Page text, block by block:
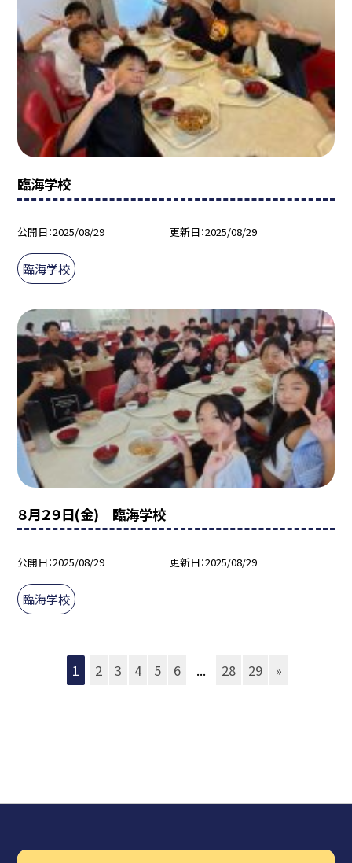
臨海学校
公開日 2025/08/29 更新日 2025/08/29
臨海学校
８月２９日(金) 臨海学校
公開日 2025/08/29 更新日 2025/08/29
臨海学校
1 2 3 4 5 6 ... 28 29 »